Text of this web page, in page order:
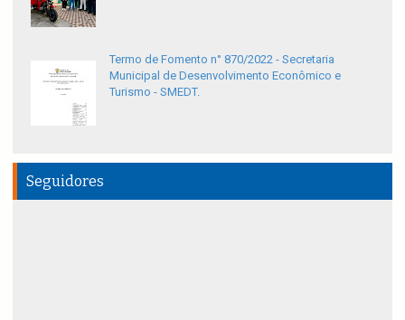
Termo de Fomento n° 870/2022 - Secretaria
Municipal de Desenvolvimento Econômico e
Turismo - SMEDT.
Seguidores